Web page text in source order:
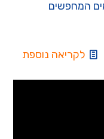
המחפשים
לקריאה נוספת